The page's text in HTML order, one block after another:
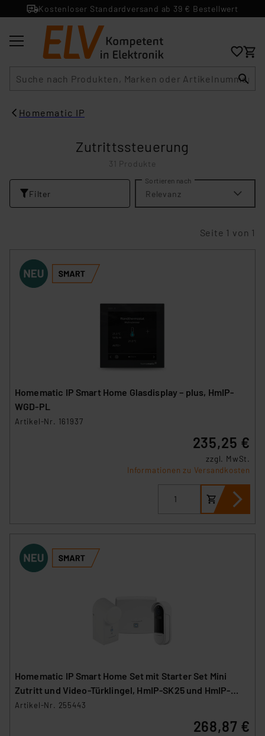
Kostenloser Standardversand ab 39 € Bestellwert
Homematic IP
Zutrittssteuerung
31 Produkte
Filter
Sortieren nach
Relevanz
Seite 1 von 1
Homematic IP Smart Home Glasdisplay – plus, HmIP-
WGD-PL
Artikel-Nr. 161937
235,25 €
zzgl. MwSt.
Informationen zu Versandkosten
Homematic IP Smart Home Set mit Starter Set Mini
Zutritt und Video-Türklingel, HmIP-SK25 und HmIP-
CODB
Artikel-Nr. 255443
268,87 €